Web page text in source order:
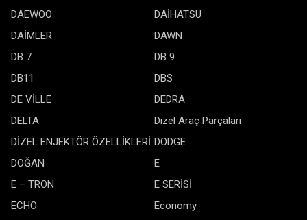
DAEWOO
DAİHATSU
DAİMLER
DAWN
DB 7
DB 9
DB11
DBS
DE VİLLE
DEDRA
DELTA
Dizel Araç Parçaları
DİZEL ENJEKTÖR ÖZELLİKLERİ DODGE
DOĞAN
E
E – TRON
E SERİSİ
ECHO
Economy